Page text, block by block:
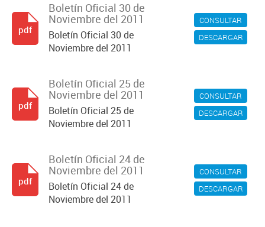
CONSULTAR
DESCARGAR
Boletín Oficial 30 de
Noviembre del 2011
Boletín Oficial 30 de
Noviembre del 2011
pdf
CONSULTAR
DESCARGAR
Boletín Oficial 25 de
Noviembre del 2011
Boletín Oficial 25 de
Noviembre del 2011
pdf
CONSULTAR
DESCARGAR
Boletín Oficial 24 de
Noviembre del 2011
Boletín Oficial 24 de
Noviembre del 2011
pdf